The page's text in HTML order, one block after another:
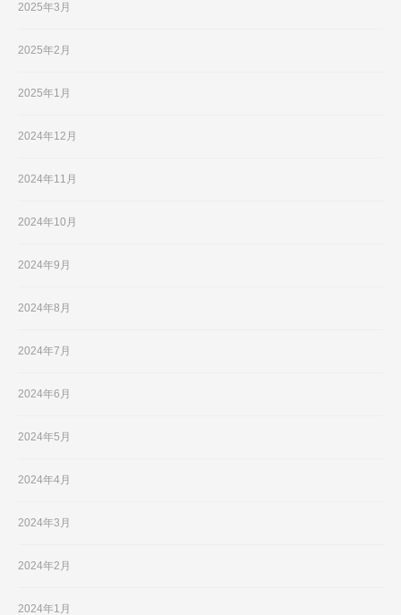
2025年3月
2025年2月
2025年1月
2024年12月
2024年11月
2024年10月
2024年9月
2024年8月
2024年7月
2024年6月
2024年5月
2024年4月
2024年3月
2024年2月
2024年1月